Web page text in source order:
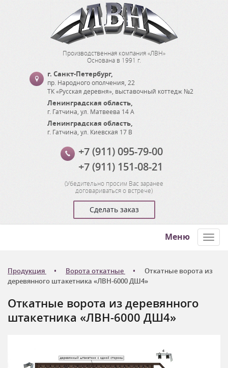
Производственная компания «ЛВН»
Основана в 1991 г.
г. Санкт-Петербург,
пр. Народного ополчения, 22
ТК «Русская деревня», выставочный коттедж №2
Ленинградская область,
г. Гатчина ул. Матвеева 14 А
Ленинградская область,
г. Гатчина ул. Киевская 17 В
+7 (911) 095-79-00
+7 (911) 151-08-21
(Убедительно просим Вас заранее
договариваться о встрече)
Сделать заказ
Меню
Продукция Ворота откатные
Откатные ворота из
деревянного штакетника «ЛВН-6000 ДШ4»
Откатные ворота из деревянного
штакетника «ЛВН-6000 ДШ4»